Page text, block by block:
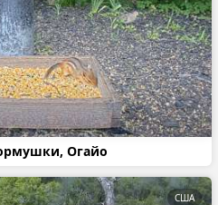
Огайо
США